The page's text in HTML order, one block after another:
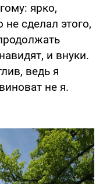
ярко,
сделал этого,
и внуки.
ведь я
не я.